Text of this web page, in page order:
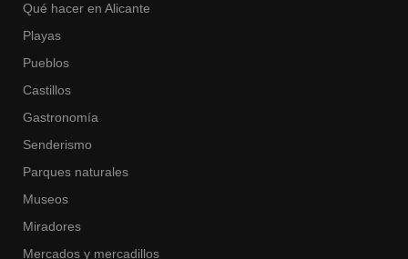
Qué hacer en Alicante
Playas
Pueblos
Castillos
Gastronomía
Senderismo
Parques naturales
Museos
Miradores
Mercados y mercadillos